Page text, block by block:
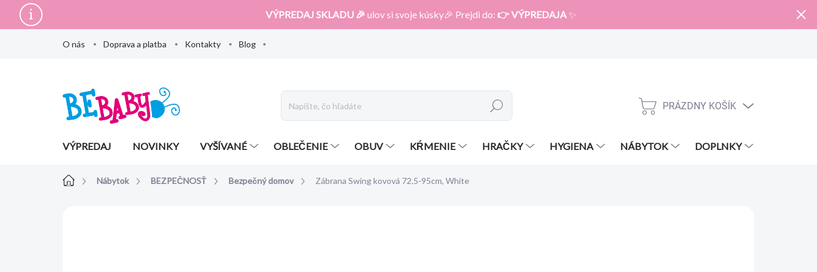
obsah
VÝPREDAJ SKLADU 🎉 ulov si svoje kúsky🎉 Prejdi do: 👉 VÝPREDAJA ✨
O nás Doprava a platba Kontakty Blog
Hľadať
NÁKUPNÝ
PRÁZDNY KOŠÍK
VÝPREDAJ NOVINKY VYŠÍVANÉ OBLEČENIE OBUV KŔMENIE HRAČKY HYGIENA NÁBYTOK DOPLNKY
DomovNábytok BEZPEČNOSŤ Bezpečný domov Zábrana Swing kovová 72.5-95cm, White